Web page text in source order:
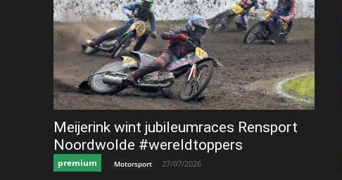
Meijerink wint jubileumraces Rensport
Noordwolde #wereldtoppers
premium Motorsport 27/07/2026